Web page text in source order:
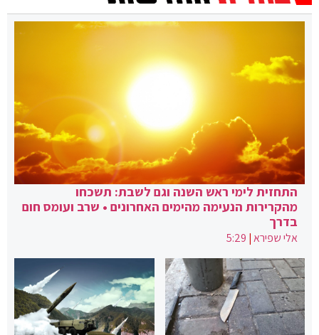
התחזית לימי ראש השנה וגם לשבת: תשכחו
מהקרירות הנעימה מהימים האחרונים • שרב ועומס חום
בדרך
אלי שפירא|
5:29